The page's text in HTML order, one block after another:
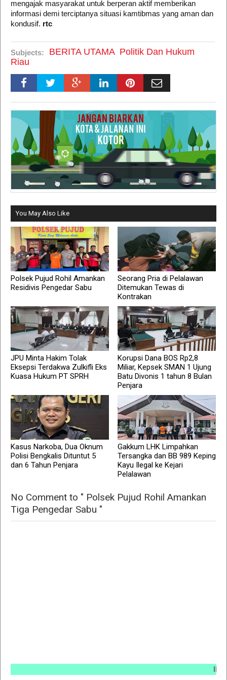
mengajak masyarakat untuk berperan aktif memberikan
informasi demi terciptanya situasi kamtibmas yang aman dan
kondusif. rtc
Subjects: BERITA UTAMA Politik Dan Hukum
Riau
You May Also Like
Polsek Pujud Rohil Amankan
Residivis Pengedar Sabu
Seorang Pria di Pelalawan
Ditemukan Tewas di
Kontrakan
JPU Minta Hakim Tolak
Eksepsi Terdakwa Zulkifli Eks
Kuasa Hukum PT SPRH
Korupsi Dana BOS Rp2,8
Miliar, Kepsek SMAN 1 Ujung
Batu Divonis 1 tahun 8 Bulan
Penjara
Kasus Narkoba, Dua Oknum
Polisi Bengkalis Dituntut 5
dan 6 Tahun Penjara
Gakkum LHK Limpahkan
Tersangka dan BB 989 Keping
Kayu Ilegal ke Kejari
Pelalawan
No Comment to " Polsek Pujud Rohil Amankan
Tiga Pengedar Sabu "